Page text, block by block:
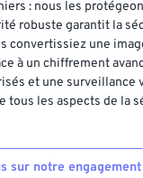
: nous les
robuste garantit la
convertissiez une
à un chiffrement
et une surveillance
tous les aspects de la
sur notre